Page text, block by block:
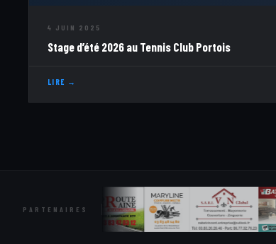
4 JUIN 2025
Stage d’été 2026 au Tennis Club Portois
LIRE →
PARTENAIRES